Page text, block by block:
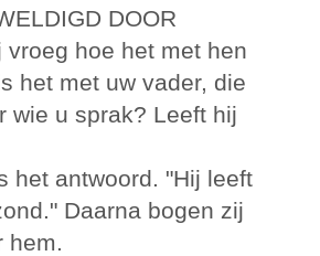
DOOR
vroeg hoe het met hen
het met uw vader, die
wie u sprak? Leeft hij
het antwoord. "Hij leeft
Daarna bogen zij
hem.